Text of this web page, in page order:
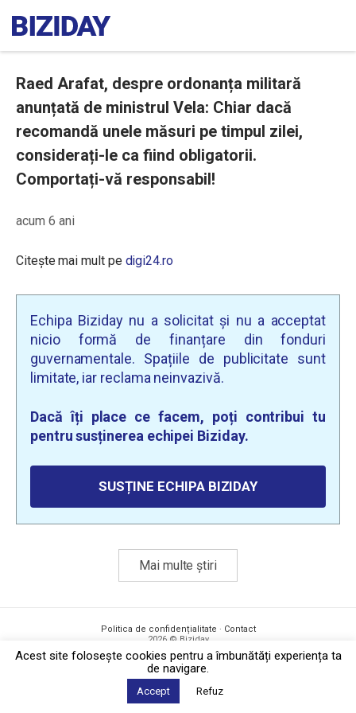
Raed Arafat, despre ordonanța militară
anunțată de ministrul Vela: Chiar dacă
recomandă unele măsuri pe timpul zilei,
considerați-le ca fiind obligatorii.
Comportați-vă responsabil!
acum 6 ani
Citește mai mult pe digi24.ro
Echipa Biziday nu a solicitat și nu a acceptat
nicio formă de finanțare din fonduri
guvernamentale. Spațiile de publicitate sunt
limitate, iar reclama neinvazivă.
Dacă îți place ce facem, poți contribui tu
pentru susținerea echipei Biziday.
SUSȚINE ECHIPA BIZIDAY
Mai multe știri
Politica de confidențialitate · Contact
2026 © Biziday
Acest site foloseşte cookies pentru a îmbunătăți experiența ta
de navigare.
Accept Refuz